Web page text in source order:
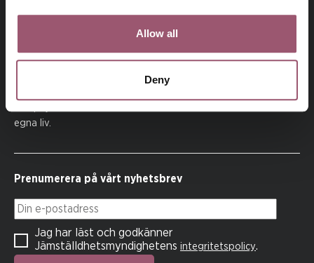
Allow all
Deny
På uppdrag av regeringen arbetar
egna liv.
Prenumerera på vårt nyhetsbrev
Din e-postadress
Jag har läst och godkänner
Jämställdhetsmyndighetens integritetspolicy.